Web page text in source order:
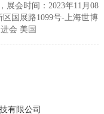
展会时间：2023年11月08
国展路1099号-上海世博
会 美国
有限公司